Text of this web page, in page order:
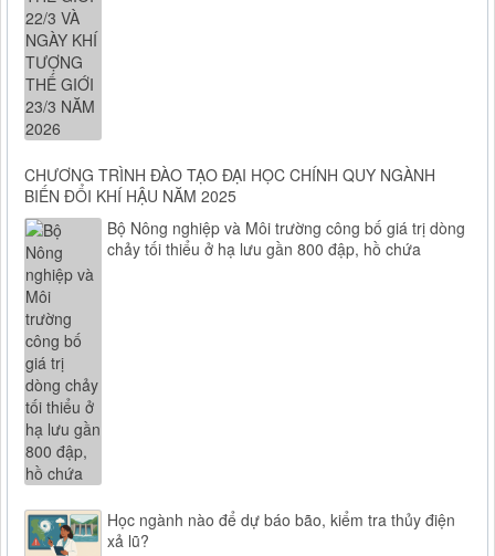
CHƯƠNG TRÌNH ĐÀO TẠO ĐẠI HỌC CHÍNH QUY NGÀNH
BIẾN ĐỔI KHÍ HẬU NĂM 2025
Bộ Nông nghiệp và Môi trường công bố giá trị dòng
chảy tối thiểu ở hạ lưu gần 800 đập, hồ chứa
Học ngành nào để dự báo bão, kiểm tra thủy điện
xả lũ?